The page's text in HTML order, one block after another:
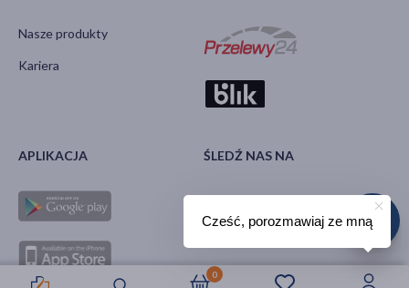
0
Nasze produkty
Kariera
APLIKACJA ŚLEDŹ NAS NA
Cześć, porozmawiaj ze mną